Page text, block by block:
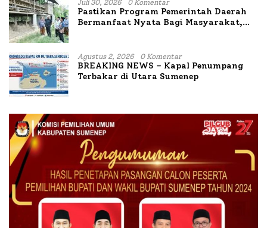
Juli 30, 2026 0 Komentar
Pastikan Program Pemerintah Daerah
Bermanfaat Nyata Bagi Masyarakat,
Bataal Timur
Agustus 2, 2026 0 Komentar
BREAKING NEWS – Kapal Penumpang
Terbakar di Utara Sumenep